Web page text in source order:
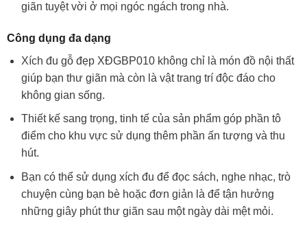
giãn tuyệt vời ở mọi ngóc ngách trong nhà.
Công dụng đa dạng
Xích đu gỗ đẹp XĐGBP010 không chỉ là món đồ nội thất
giúp bạn thư giãn mà còn là vật trang trí độc đáo cho
không gian sống.
Thiết kế sang trọng, tinh tế của sản phẩm góp phần tô
điểm cho khu vực sử dụng thêm phần ấn tượng và thu
hút.
Bạn có thể sử dụng xích đu để đọc sách, nghe nhạc, trò
chuyện cùng bạn bè hoặc đơn giản là để tận hưởng
những giây phút thư giãn sau một ngày dài mệt mỏi.